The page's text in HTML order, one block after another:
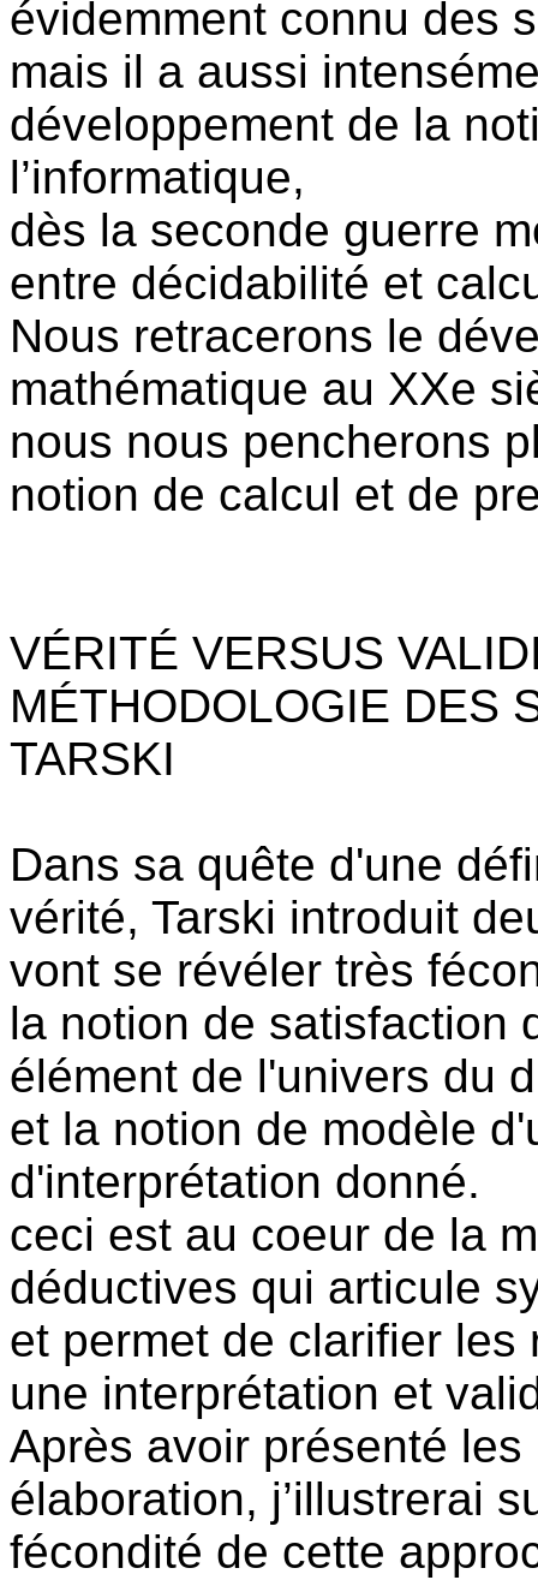
évidemment connu des
mais il a aussi
développement de la
l’informatique,
dès la seconde guerre
entre décidabilité et
Nous retracerons le
mathématique au XXe
nous nous pencherons
notion de calcul et de
VÉRITÉ VERSUS
MÉTHODOLOGIE DES
TARSKI
Dans sa quête d'une
vérité, Tarski introduit
vont se révéler très
la notion de satisfaction
élément de l'univers du
et la notion de modèle
d'interprétation donné.
ceci est au coeur de la
déductives qui articule
et permet de clarifier
une interprétation et
Après avoir présenté
élaboration, j’illustrerai
fécondité de cette